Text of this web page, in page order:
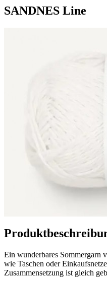
SANDNES Line
Ein wunderbares Sommergarn
wie Taschen oder
Zusammensetzung ist gleich